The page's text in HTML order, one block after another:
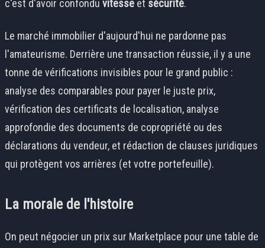
c'est d'avoir confondu vitesse et sécurité.
Le marché immobilier d'aujourd'hui ne pardonne pas
l'amateurisme. Derrière une transaction réussie, il y a une
tonne de vérifications invisibles pour le grand public :
analyse des comparables pour payer le juste prix,
vérification des certificats de localisation, analyse
approfondie des documents de copropriété ou des
déclarations du vendeur, et rédaction de clauses juridiques
qui protègent vos arrières (et votre portefeuille).
La morale de l'histoire
On peut négocier un prix sur Marketplace pour une table de